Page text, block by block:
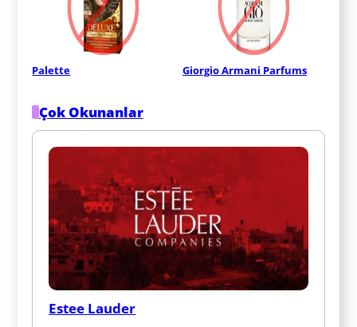
Palette Giorgio Armani Parfums
Çok Okunanlar
Estee Lauder